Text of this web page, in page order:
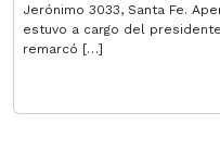
Jerónimo 3033, Santa Fe.
estuvo a cargo del
remarcó […]